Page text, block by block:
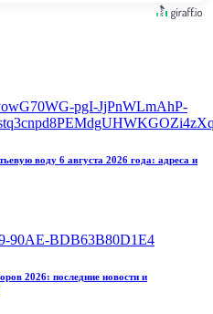
воду 6 августа 2026 года: адреса и
2026: последние новости и